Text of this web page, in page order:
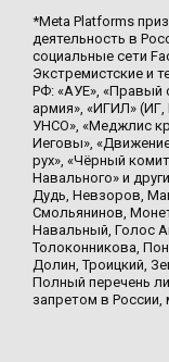
*Meta Platforms
деятельность в
социальные сети
Экстремистские и
РФ: «АУЕ», «Правый
армия», «ИГИЛ»
УНСО», «Меджлис
Иеговы»,
рух», «Чёрный
Навального» и
Дудь, Невзоров,
Смольянинов,
Навальный, Голос
Толоконникова,
Долин, Троицкий,
Полный перечень
запретом в